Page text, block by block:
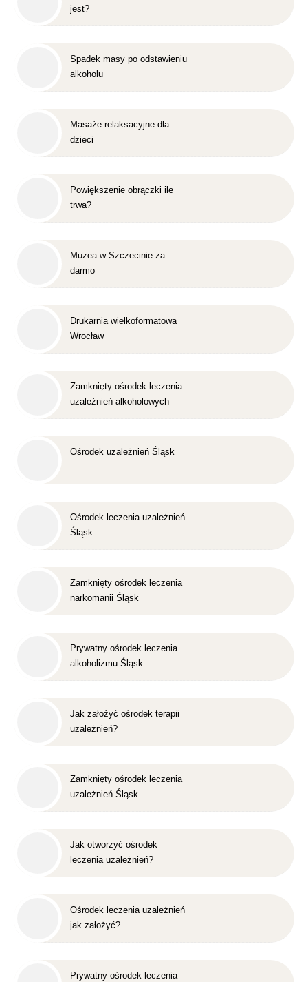
jest?
Spadek masy po odstawieniu
alkoholu
Masaże relaksacyjne dla
dzieci
Powiększenie obrączki ile
trwa?
Muzea w Szczecinie za
darmo
Drukarnia wielkoformatowa
Wrocław
Zamknięty ośrodek leczenia
uzależnień alkoholowych
Ośrodek uzależnień Śląsk
Ośrodek leczenia uzależnień
Śląsk
Zamknięty ośrodek leczenia
narkomanii Śląsk
Prywatny ośrodek leczenia
alkoholizmu Śląsk
Jak założyć ośrodek terapii
uzależnień?
Zamknięty ośrodek leczenia
uzależnień Śląsk
Jak otworzyć ośrodek
leczenia uzależnień?
Ośrodek leczenia uzależnień
jak założyć?
Prywatny ośrodek leczenia